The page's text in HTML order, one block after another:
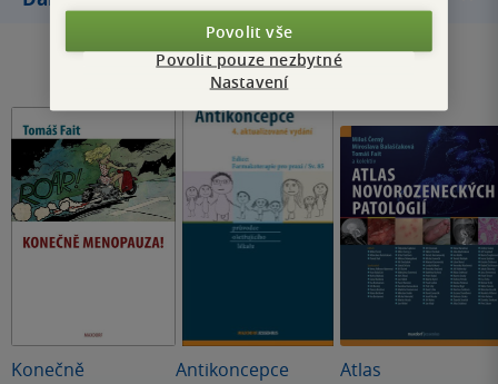
Konečně
Antikoncepce
Atlas
Povolit vše
Povolit pouze nezbytné
Nastavení